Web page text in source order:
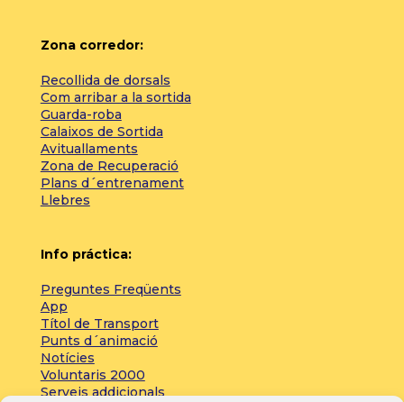
Zona corredor:
Recollida de dorsals
Com arribar a la sortida
Guarda-roba
Calaixos de Sortida
Avituallaments
Zona de Recuperació
Plans d´entrenament
Llebres
Info práctica:
Preguntes Freqüents
App
Títol de Transport
Punts d´animació
Notícies
Voluntaris 2000
Serveis addicionals